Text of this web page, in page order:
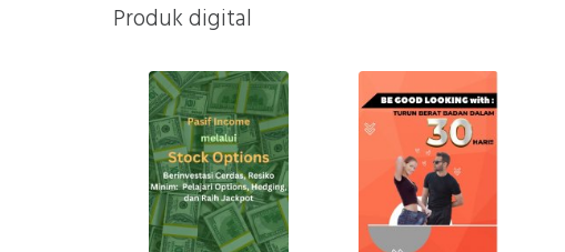
Produk digital